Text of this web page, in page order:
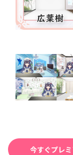
今すぐプレ